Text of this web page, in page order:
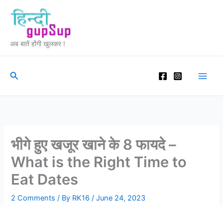
content
अब बातें होंगी खुलकर !
Search
भीगे हुए खजूर खाने के 8 फायदे –
What is the Right Time to
Eat Dates
2 Comments / By RK16/June 24, 2023